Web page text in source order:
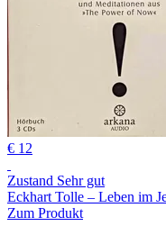
€ 12
Zustand Sehr gut
Eckhart Tolle – Leben im
Zum Produkt